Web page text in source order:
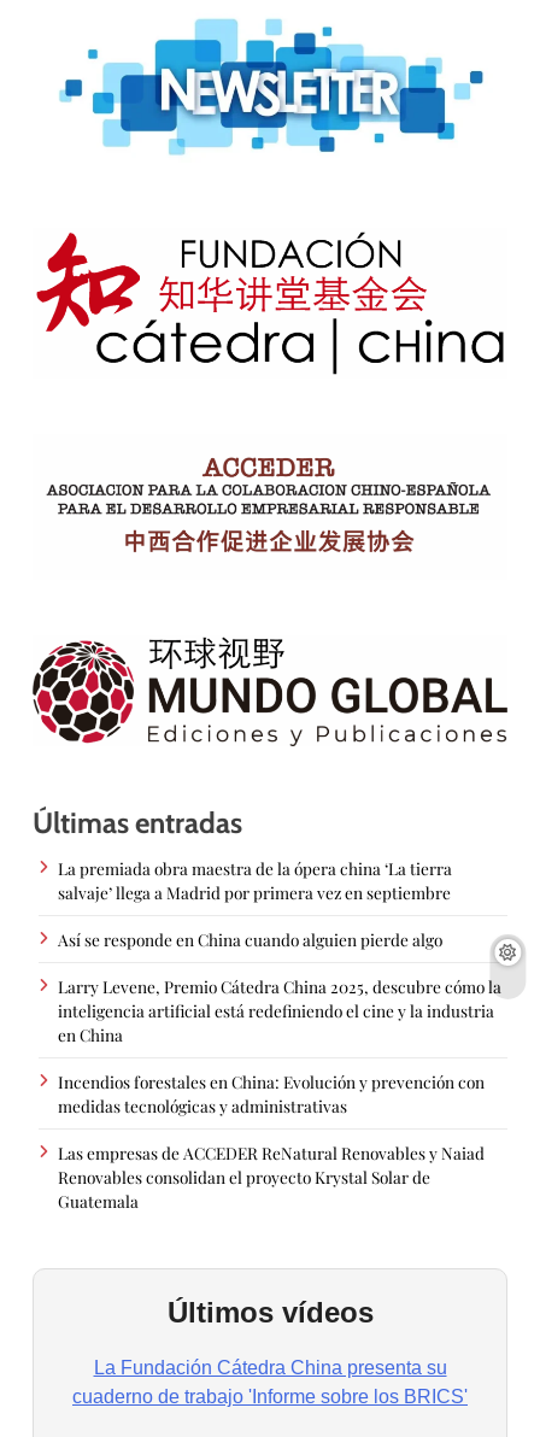
Últimas entradas
La premiada obra maestra de la ópera china ‘La tierra
salvaje’ llega a Madrid por primera vez en septiembre
Así se responde en China cuando alguien pierde algo
Larry Levene, Premio Cátedra China 2025, descubre cómo la
inteligencia artificial está redefiniendo el cine y la industria
en China
Incendios forestales en China: Evolución y prevención con
medidas tecnológicas y administrativas
Las empresas de ACCEDER ReNatural Renovables y Naiad
Renovables consolidan el proyecto Krystal Solar de
Guatemala
Últimos vídeos
La Fundación Cátedra China presenta su
cuaderno de trabajo 'Informe sobre los BRICS'